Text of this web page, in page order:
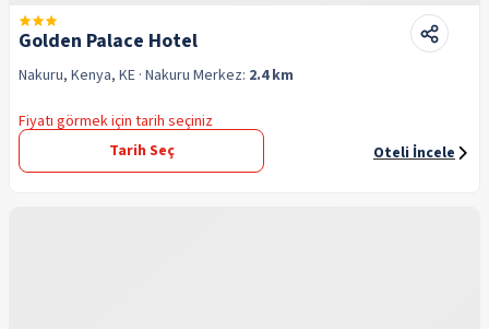
Golden Palace Hotel
Nakuru, Kenya, KE · Nakuru Merkez: 2.4 km
Fiyatı görmek için tarih seçiniz
Tarih Seç
Oteli İncele